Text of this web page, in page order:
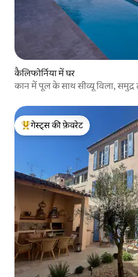
कैलिफोर्निया में घर
कान में पूल के साथ सीव्यू विला, समुद्र
गेस्ट्स का टॉप फ़ेवरेट
गेस्ट्स की फ़ेवरेट